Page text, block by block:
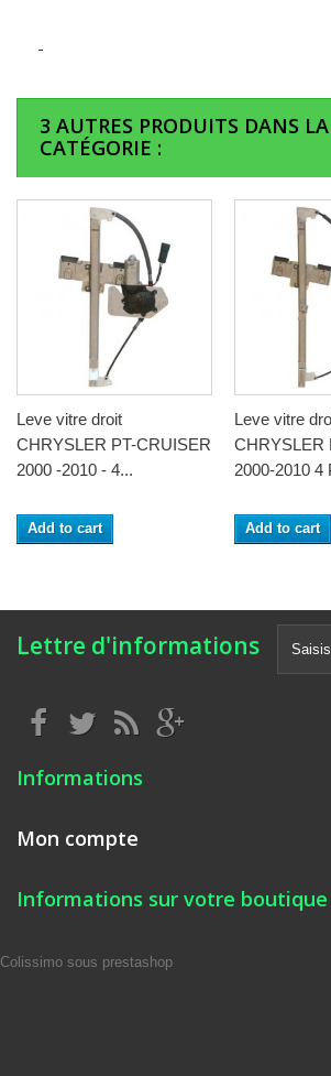
3 AUTRES PRODUITS DANS
CATÉGORIE :
Leve vitre droit
CHRYSLER PT-CRUISER
2000 -2010 - 4...
Add to cart
Leve vitre
CHRYSLER
2000-2010 4
Add to cart
Lettre d'informations
Informations
Mon compte
Informations sur votre boutique
Colissimo sous prestashop